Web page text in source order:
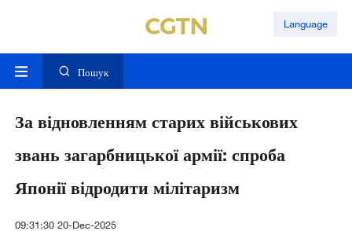
Language
Пошук
За відновленням старих військових
звань загарбницької армії: спроба
Японії відродити мілітаризм
09:31:30 20-Dec-2025